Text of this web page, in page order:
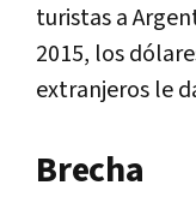
turistas a
2015, los
extranjeros le
Brecha